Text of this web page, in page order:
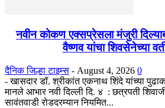
नवीन कोकण एक्सप्रेसला मंजुरी
वैष्णव यांचा शिवसेनेच्या
दैनिक जिल्हा टाइम्स - August 4, 2026 0
- खासदार डॉ. श्रीकांत एकनाथ शिंदे यांच्या
मानले आभार नवी दिल्ली दि. ४ : छत्रपती
सावंतवाडी रोडदरम्यान नियमित...